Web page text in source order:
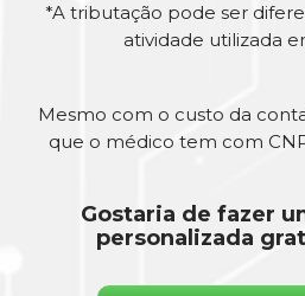
*A tributação pode ser
atividade utilizada
Mesmo com o custo da
que o médico tem com
Gostaria de fazer
personalizada